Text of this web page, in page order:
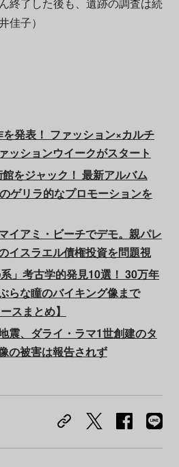
終了した後も、遺跡の調査は続
佳子）
発表！ ファッション×カルチ
ッションウイークがスタート
をジャック！ 最新アルバム
ゲリラ的なプロモーションを
イアミ・ビーチでデモ。親パレ
イスラエル債権投資を問題視
」考古学的発見10選！ 30万年
らな瞳のバイキング像まで
スまとめ】
震、ダライ・ラマ1世創建のタ
の被害は報告されず